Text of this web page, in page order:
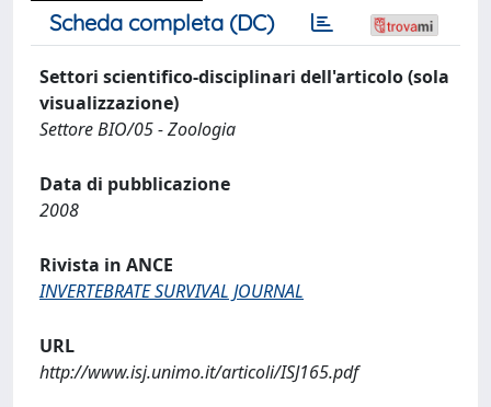
Scheda completa (DC)
Settori scientifico-disciplinari dell'articolo (sola
visualizzazione)
Settore BIO/05 - Zoologia
Data di pubblicazione
2008
Rivista in ANCE
INVERTEBRATE SURVIVAL JOURNAL
URL
http://www.isj.unimo.it/articoli/ISJ165.pdf